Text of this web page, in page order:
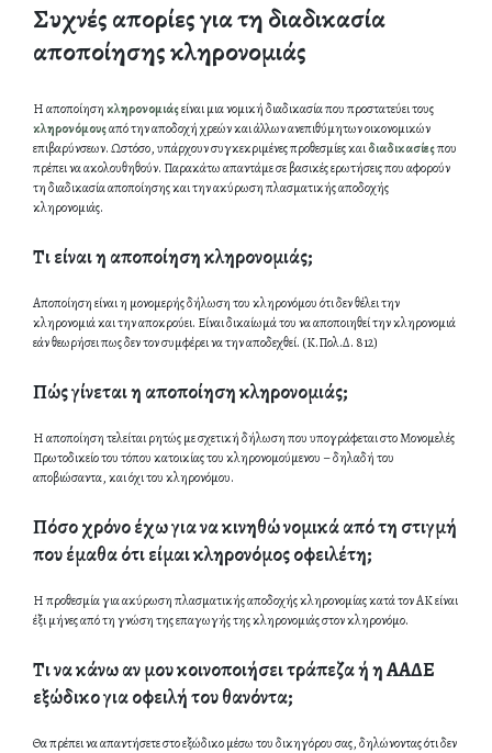
Συχνές απορίες για τη διαδικασία
αποποίησης κληρονομιάς
Η αποποίησηκληρονομιάςείναι μια νομική διαδικασία που προστατεύει τους
κληρονόμουςαπό την αποδοχή χρεών και άλλων ανεπιθύμητων οικονομικών
επιβαρύνσεων. Ωστόσο, υπάρχουν συγκεκριμένες προθεσμίες καιδιαδικασίεςπου
πρέπει να ακολουθηθούν. Παρακάτω απαντάμε σε βασικές ερωτήσεις που αφορούν
τη διαδικασία αποποίησης και την ακύρωση πλασματικής αποδοχής
κληρονομιάς.
Τι είναι η αποποίηση κληρονομιάς;
Αποποίηση είναι η μονομερής δήλωση του κληρονόμου ότι δεν θέλει την
κληρονομιά και την αποκρούει. Είναι δικαίωμά του να αποποιηθεί την κληρονομιά
εάν θεωρήσει πως δεν τον συμφέρει να την αποδεχθεί. (Κ.Πολ.Δ. 812)
Πώς γίνεται η αποποίηση κληρονομιάς;
Η αποποίηση τελείται ρητώς με σχετική δήλωση που υπογράφεται στο Μονομελές
Πρωτοδικείο του τόπου κατοικίας του κληρονομούμενου – δηλαδή του
αποβιώσαντα, και όχι του κληρονόμου.
Πόσο χρόνο έχω για να κινηθώ νομικά από τη στιγμή
που έμαθα ότι είμαι κληρονόμος οφειλέτη;
Η προθεσμία για ακύρωση πλασματικής αποδοχής κληρονομίας κατά τον ΑΚ είναι
έξι μήνες από τη γνώση της επαγωγής της κληρονομιάς στον κληρονόμο.
Τι να κάνω αν μου κοινοποιήσει τράπεζα ή η ΑΑΔΕ
εξώδικο για οφειλή του θανόντα;
Θα πρέπει να απαντήσετε στο εξώδικο μέσω του δικηγόρου σας, δηλώνοντας ότι δεν